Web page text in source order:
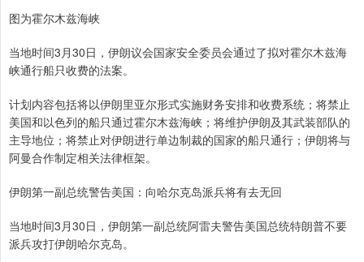
图为霍尔木兹海峡
当地时间3月30日，伊朗议会国家安全委员会通过了拟对霍尔木兹海
峡通行船只收费的法案。
计划内容包括将以伊朗里亚尔形式实施财务安排和收费系统；将禁止
美国和以色列的船只通过霍尔木兹海峡；将维护伊朗及其武装部队的
主导地位；将禁止对伊朗进行单边制裁的国家的船只通行；伊朗将与
阿曼合作制定相关法律框架。
伊朗第一副总统警告美国：向哈尔克岛派兵将有去无回
当地时间3月30日，伊朗第一副总统阿雷夫警告美国总统特朗普不要
派兵攻打伊朗哈尔克岛。